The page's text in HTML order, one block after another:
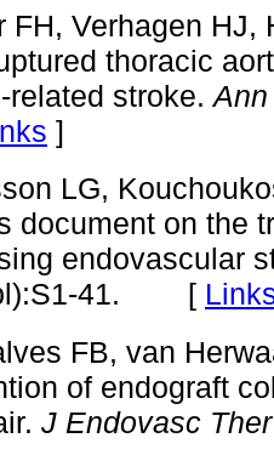
FH, Verhagen HJ,
thoracic
related stroke.
]
LG,
document on the
endovascular
41. [
FB, van
of endograft
J Endovasc Ther